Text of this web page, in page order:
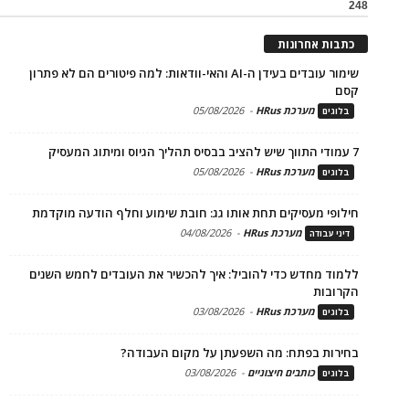
248
כתבות אחרונות
שימור עובדים בעידן ה-AI והאי-וודאות: למה פיטורים הם לא פתרון
קסם
בלוגים מערכת HRus -
05/08/2026
7 עמודי התווך שיש להציב בבסיס תהליך הגיוס ומיתוג המעסיק
בלוגים מערכת HRus -
05/08/2026
חילופי מעסיקים תחת אותו גג: חובת שימוע וחלף הודעה מוקדמת
דיני עבודה מערכת HRus -
04/08/2026
ללמוד מחדש כדי להוביל: איך להכשיר את העובדים לחמש השנים
הקרובות
בלוגים מערכת HRus -
03/08/2026
בחירות בפתח: מה השפעתן על מקום העבודה?
בלוגים כותבים חיצוניים -
03/08/2026